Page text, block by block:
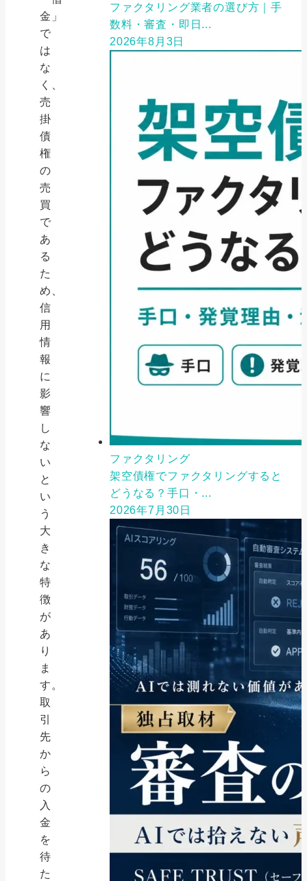
金」
で
は
な
く、
売
掛
債
権
の
売
買
で
あ
る
た
め、
信
用
情
報
に
影
響
し
な
い
と
い
う
大
き
な
特
徴
が
あ
り
ま
す。
取
引
先
か
ら
の
入
金
を
待
た
ファクタリング業者の選び方｜手
数料・審査・即日...
2026年8月3日
ファクタリング
架空債権でファクタリングすると
どうなる？手口・...
2026年7月30日